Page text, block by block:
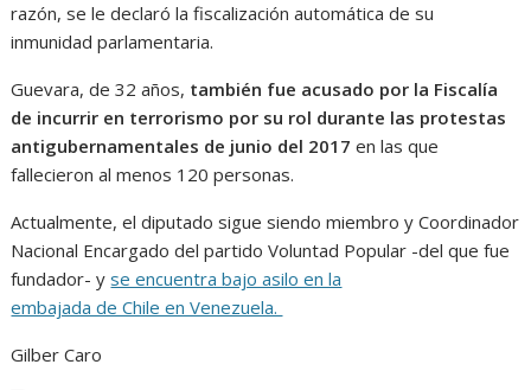
razón, se le declaró la fiscalización automática de su
inmunidad parlamentaria.
Guevara, de 32 años, también fue acusado por la Fiscalía
de incurrir en terrorismo por su rol durante las protestas
antigubernamentales de junio del 2017 en las que
fallecieron al menos 120 personas.
Actualmente, el diputado sigue siendo miembro y Coordinador
Nacional Encargado del partido Voluntad Popular -del que fue
fundador- yse encuentra bajo asilo en la
embajada de Chile en Venezuela.
Gilber Caro